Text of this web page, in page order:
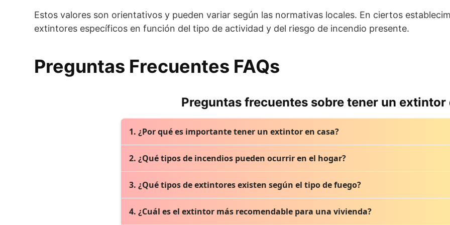
Estos valores son orientativos y pueden variar según las normativas locales. En ciertos
extintores específicos en función del tipo de actividad y del riesgo de incendio presente.
Preguntas Frecuentes FAQs
Preguntas frecuentes sobre tener un extintor
1. ¿Por qué es importante tener un extintor en casa?
Tener un extintor en casa permite actuar de forma inmediata ante un incendio,
propague y cause daños mayores antes de la llegada de los servicios de
la protección del hogar y la seguridad de la familia.
2. ¿Qué tipos de incendios pueden ocurrir en el hogar?
En la vivienda pueden presentarse incendios por instalaciones eléctricas
en la cocina o materiales inflamables mal almacenados. Identificar los riesgos
adecuado.
3. ¿Qué tipos de extintores existen según el tipo de fuego?
Los extintores se clasifican según el tipo de fuego: A (materiales sólidos como
inflamables), C (eléctricos), D (metales combustibles) y F/K (aceites y grasas de
4. ¿Cuál es el extintor más recomendable para una vivienda?